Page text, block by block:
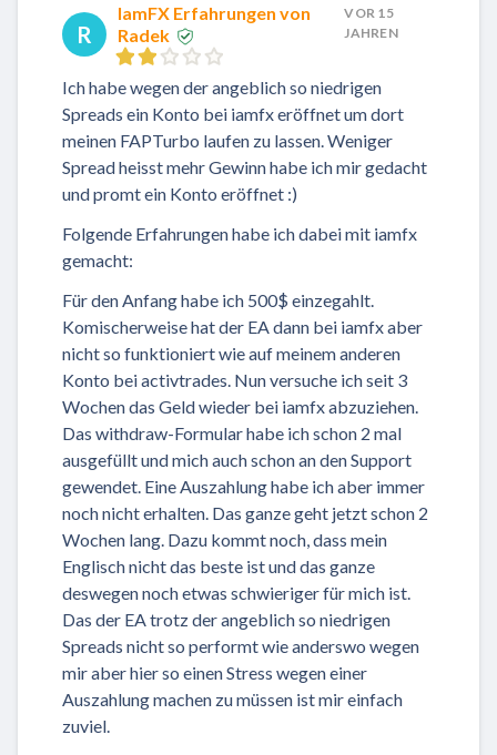
R
IamFX Erfahrungen von
Radek
VOR 15
JAHREN
Ich habe wegen der angeblich so niedrigen
Spreads ein Konto bei iamfx eröffnet um dort
meinen FAPTurbo laufen zu lassen. Weniger
Spread heisst mehr Gewinn habe ich mir gedacht
und promt ein Konto eröffnet :)
Folgende Erfahrungen habe ich dabei mit iamfx
gemacht:
Für den Anfang habe ich 500$ einzegahlt.
Komischerweise hat der EA dann bei iamfx aber
nicht so funktioniert wie auf meinem anderen
Konto bei activtrades. Nun versuche ich seit 3
Wochen das Geld wieder bei iamfx abzuziehen.
Das withdraw-Formular habe ich schon 2 mal
ausgefüllt und mich auch schon an den Support
gewendet. Eine Auszahlung habe ich aber immer
noch nicht erhalten. Das ganze geht jetzt schon 2
Wochen lang. Dazu kommt noch, dass mein
Englisch nicht das beste ist und das ganze
deswegen noch etwas schwieriger für mich ist.
Das der EA trotz der angeblich so niedrigen
Spreads nicht so performt wie anderswo wegen
mir aber hier so einen Stress wegen einer
Auszahlung machen zu müssen ist mir einfach
zuviel.